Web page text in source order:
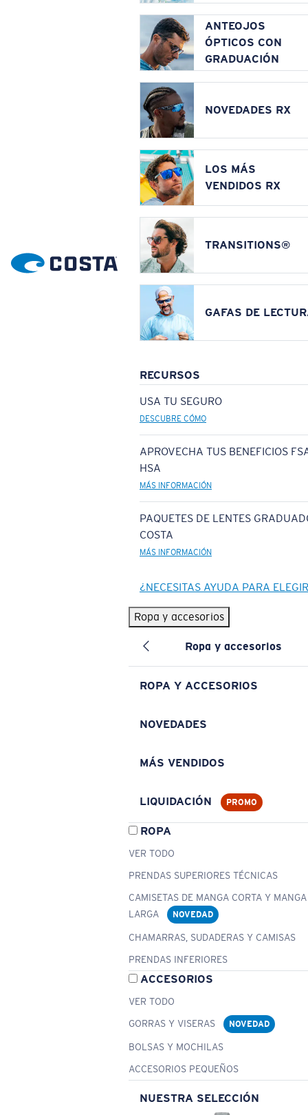
ANTEOJOS
ÓPTICOS CON
GRADUACIÓN
NOVEDADES RX
LOS MÁS
VENDIDOS RX
TRANSITIONS®
GAFAS DE
RECURSOS
USA TU SEGURO
DESCUBRE CÓMO
APROVECHA TUS BENEFICIOS
HSA
MÁS INFORMACIÓN
PAQUETES DE LENTES
COSTA
MÁS INFORMACIÓN
¿NECESITAS AYUDA PARA
Ropa y accesorios
Ropa y accesorios
ROPA Y ACCESORIOS
NOVEDADES
MÁS VENDIDOS
LIQUIDACIÓN PROMO
ROPA
VER TODO
PRENDAS SUPERIORES TÉCNICAS
CAMISETAS DE MANGA CORTA Y MANGA
LARGA
NOVEDAD
CHAMARRAS, SUDADERAS Y CAMISAS
PRENDAS INFERIORES
ACCESORIOS
VER TODO
GORRAS Y VISERAS
NOVEDAD
BOLSAS Y MOCHILAS
ACCESORIOS PEQUEÑOS
NUESTRA SELECCIÓN